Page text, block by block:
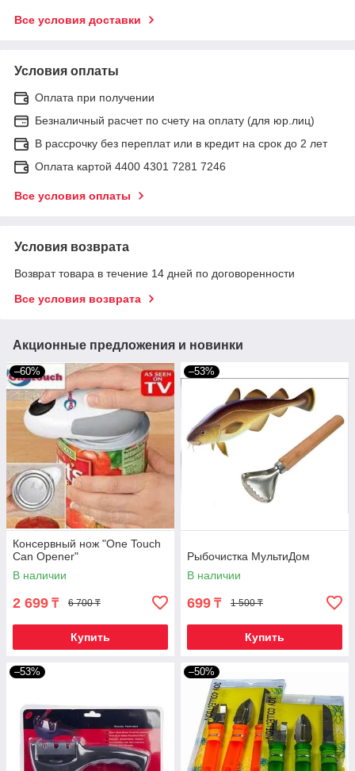
Все условия доставки
Условия оплаты
Оплата при получении
Безналичный расчет по счету на оплату (для юр.лиц)
В рассрочку без переплат или в кредит на срок до 2 лет
Оплата картой 4400 4301 7281 7246
Все условия оплаты
Условия возврата
Возврат товара в течение 14 дней по договоренности
Все условия возврата
Акционные предложения и новинки
–60%
Консервный нож "One Touch
Can Opener"
В наличии
2 699 ₸ 6 700 ₸
Купить
–53%
Рыбочистка МультиДом
В наличии
699 ₸ 1 500 ₸
Купить
–53% –50%